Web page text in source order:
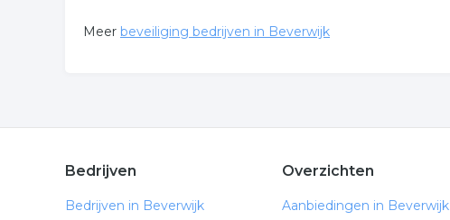
Meer beveiliging bedrijven in Beverwijk
Bedrijven
Bedrijven in Beverwijk
Overzichten
Aanbiedingen in Beverwijk